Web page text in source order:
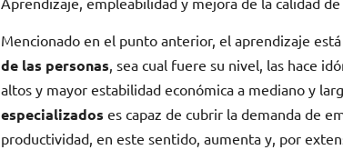
Mencionado en el punto anterior, el aprendizaje
de las personas, sea cual fuere su nivel, las hace
altos y mayor estabilidad económica a mediano y
especializados es capaz de cubrir la demanda de
productividad, en este sentido, aumenta y, por